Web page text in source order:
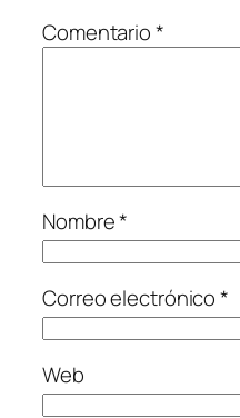
Comentario*
Nombre*
Correo electrónico*
Web